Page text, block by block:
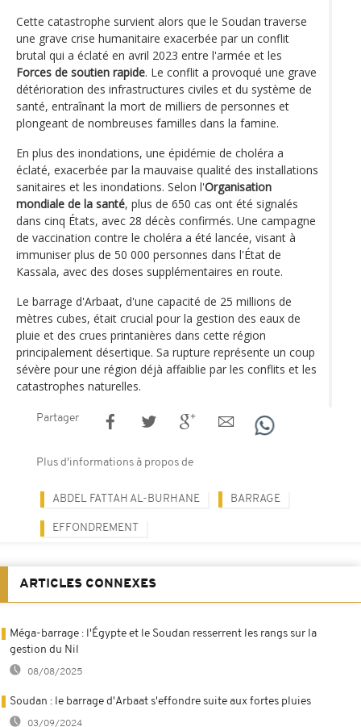
Cette catastrophe survient alors que le Soudan traverse
une grave crise humanitaire exacerbée par un conflit
brutal qui a éclaté en avril 2023 entre l'armée et les
Forces de soutien rapide. Le conflit a provoqué une grave
détérioration des infrastructures civiles et du système de
santé, entraînant la mort de milliers de personnes et
plongeant de nombreuses familles dans la famine.
En plus des inondations, une épidémie de choléra a
éclaté, exacerbée par la mauvaise qualité des installations
sanitaires et les inondations. Selon l'Organisation
mondiale de la santé, plus de 650 cas ont été signalés
dans cinq États, avec 28 décès confirmés. Une campagne
de vaccination contre le choléra a été lancée, visant à
immuniser plus de 50 000 personnes dans l'État de
Kassala, avec des doses supplémentaires en route.
Le barrage d'Arbaat, d'une capacité de 25 millions de
mètres cubes, était crucial pour la gestion des eaux de
pluie et des crues printanières dans cette région
principalement désertique. Sa rupture représente un coup
sévère pour une région déjà affaiblie par les conflits et les
catastrophes naturelles.
Partager
Plus d'informations à propos de
ABDEL FATTAH AL-BURHANE BARRAGE
EFFONDREMENT
ARTICLES CONNEXES
Méga-barrage : l'Égypte et le Soudan resserrent les rangs sur la
gestion du Nil
08/08/2025
Soudan : le barrage d'Arbaat s'effondre suite aux fortes pluies
03/09/2024